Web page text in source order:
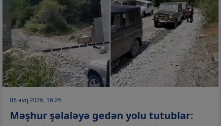
06 avq 2026, 16:26
Məşhur şəlaləyə gedən yolu tutublar: